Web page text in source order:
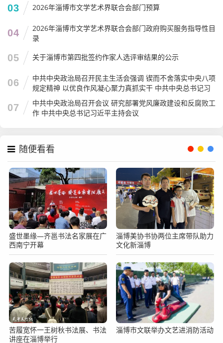
03 2026年淄博市文学艺术界联合会部门预算
04
2026年淄博市文学艺术界联合会部门政府购买服务指导性目
录
05 关于淄博市第四批签约作家人选评审结果的公示
06
中共中央政治局召开民主生活会强调 锲而不舍落实中央八项
规定精神 以优良作风凝心聚力真抓实干 中共中央总书记习
近平主持会议并发表重要讲话
07
中共中央政治局召开会议 研究部署党风廉政建设和反腐败工
作 中共中央总书记习近平主持会议
随便看看
盛世墨缘—齐邕书法名家展在广
西南宁开幕
淄博美协书协两位主席带队助力
文化新淄博
苦履宽怀一王树秋书法展、书法
讲座在淄博举行
淄博市文联举办文艺进消防活动